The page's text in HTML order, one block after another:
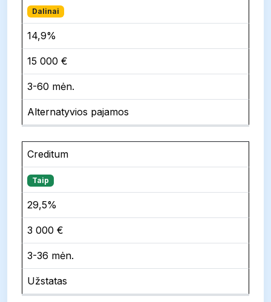
Dalinai
14,9%
15 000 €
3-60 mėn.
Alternatyvios pajamos
Creditum
Taip
29,5%
3 000 €
3-36 mėn.
Užstatas